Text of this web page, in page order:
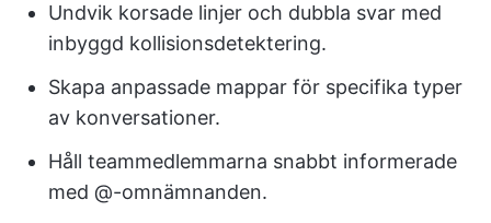
Undvik korsade linjer och dubbla svar med
inbyggd kollisionsdetektering.
Skapa anpassade mappar för specifika typer
av konversationer.
Håll teammedlemmarna snabbt informerade
med @-omnämnanden.